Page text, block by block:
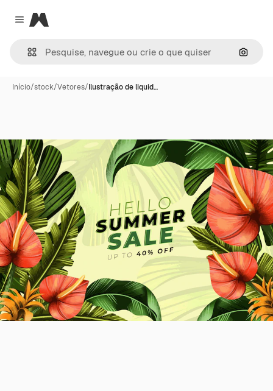
Close menu
Magnific
Início/stock/Vetores/Ilustração de liquid…